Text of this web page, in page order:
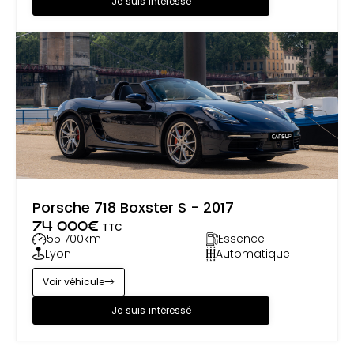
Porsche 718 Boxster S - 2017
74 000€ TTC
55 700km
Essence
Lyon
Automatique
Je suis intéressé
Voir véhicule